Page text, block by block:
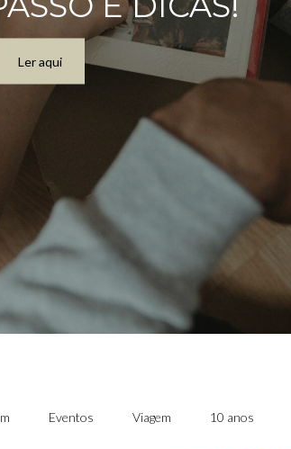
Ler agora
Eventos Viagem 10 anos